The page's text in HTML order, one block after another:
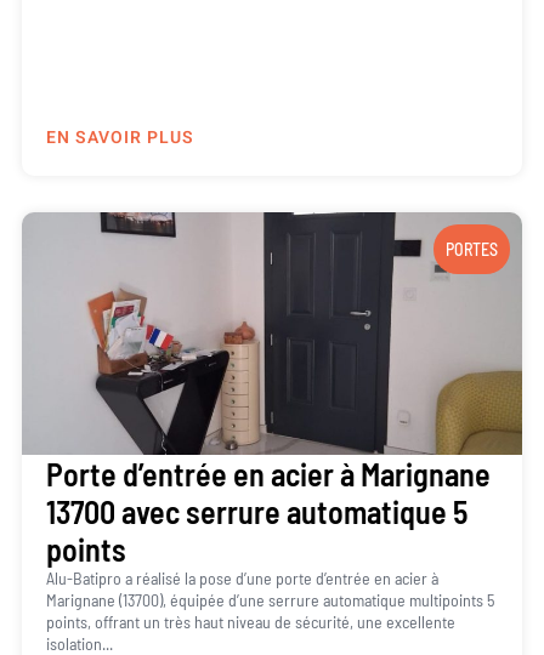
EN SAVOIR PLUS
PORTES
Porte d’entrée en acier à Marignane
13700 avec serrure automatique 5
points
Alu-Batipro a réalisé la pose d’une porte d’entrée en acier à
Marignane (13700), équipée d’une serrure automatique multipoints 5
points, offrant un très haut niveau de sécurité, une excellente
isolation...